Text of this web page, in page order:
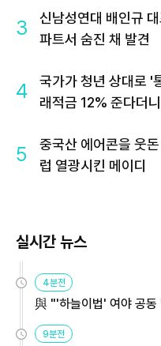
3
신남성연대 배인규
파트서 숨진 채 발견
4
국가가 청년 상대로 '
래적금 12% 준다더
5
중국산 에어콘을 웃
럽 열광시킨 메이디
실시간 뉴스
4분전
與 "'하늘이법' 여야 공
9분전